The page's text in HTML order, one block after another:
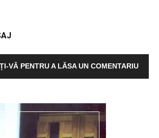
VĂ PENTRU A LĂSA UN COMENTARIU